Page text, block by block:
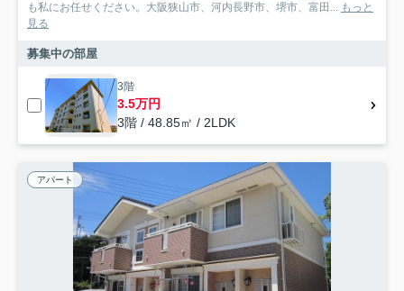
も私にお任せください。大阪狭山市、河内長野市、堺市、富田... もっと
見る
募集中の部屋
3階
3.5万円
3階 / 48.85㎡ / 2LDK
アパート